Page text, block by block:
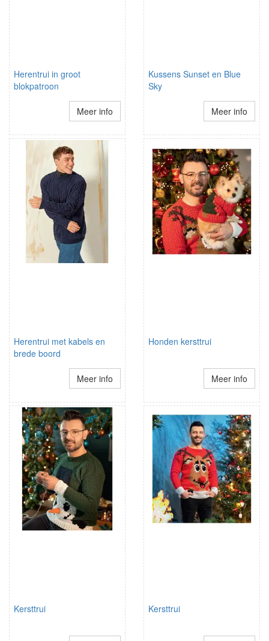
Herentrui in groot
blokpatroon
Meer info
Kussens Sunset en Blue
Sky
Meer info
Herentrui met kabels en
brede boord
Meer info
Honden kersttrui
Meer info
Kersttrui Kersttrui